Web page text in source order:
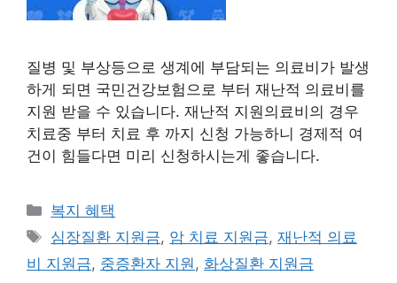
질병 및 부상등으로 생계에 부담되는 의료비가 발생
하게 되면 국민건강보험으로 부터 재난적 의료비를
지원 받을 수 있습니다. 재난적 지원의료비의 경우
치료중 부터 치료 후 까지 신청 가능하니 경제적 여
건이 힘들다면 미리 신청하시는게 좋습니다.
카
테
고
리
복지 혜택
태
그
심장질환 지원금, 암 치료 지원금,재난적 의료
비 지원금, 중증환자 지원 , 화상질환 지원금